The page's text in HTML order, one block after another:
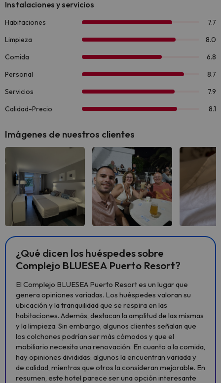
Imágenes de nuestros clientes
¿Qué dicen los huéspedes sobre
Complejo BLUESEA Puerto Resort?
El Complejo BLUESEA Puerto Resort es un lugar que
genera opiniones variadas. Los huéspedes valoran su
ubicación y la tranquilidad que se respira en las
habitaciones. Además, destacan la amplitud de las mismas
y la limpieza. Sin embargo, algunos clientes señalan que
los colchones podrían ser más cómodos y que el
mobiliario necesita una renovación. En cuanto a la comida,
hay opiniones divididas: algunos la encuentran variada y
de calidad, mientras que otros la consideran mejorable. En
resumen, este hotel parece ser una opción interesante